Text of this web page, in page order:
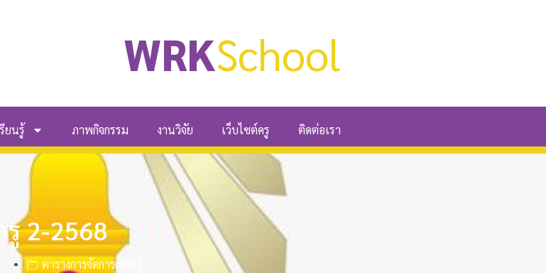
WRKSchool
ยนรู้ ภาพกิจกรรม งานวิจัย เว็บไซต์ครู ติดต่อเรา
รู 2-2568
ตารางการจัดการเรียนรู้